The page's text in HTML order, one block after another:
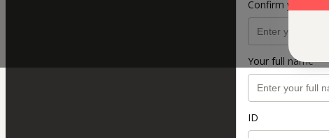
Confirm your email
Your full name
ID